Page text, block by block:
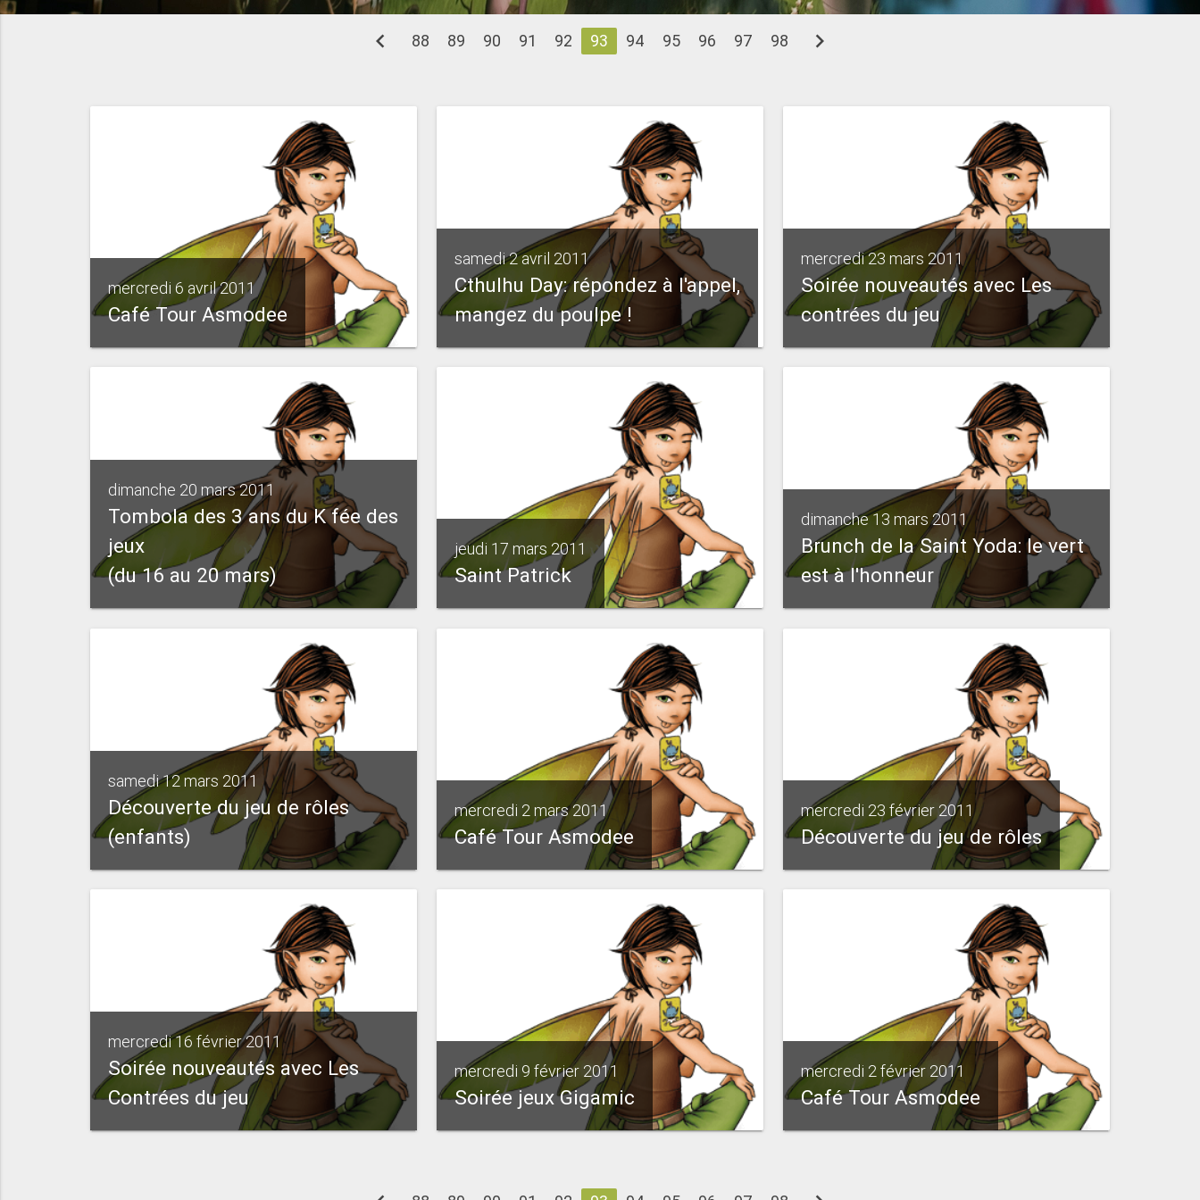
chevron_left 88 89 90 91 92 93 94 95 96 97 98 chevron_right
mercredi 6 avril 2011
Café Tour Asmodee
samedi 2 avril 2011
Cthulhu Day: répondez à l'appel,
mangez du poulpe !
mercredi 23 mars 2011
Soirée nouveautés avec Les
contrées du jeu
dimanche 20 mars 2011
Tombola des 3 ans du K fée des
jeux
(du 16 au 20 mars)
jeudi 17 mars 2011
Saint Patrick
dimanche 13 mars 2011
Brunch de la Saint Yoda: le vert
est à l'honneur
samedi 12 mars 2011
Découverte du jeu de rôles
(enfants)
mercredi 2 mars 2011
Café Tour Asmodee
mercredi 23 février 2011
Découverte du jeu de rôles
mercredi 16 février 2011
Soirée nouveautés avec Les
Contrées du jeu
mercredi 9 février 2011
Soirée jeux Gigamic
mercredi 2 février 2011
Café Tour Asmodee